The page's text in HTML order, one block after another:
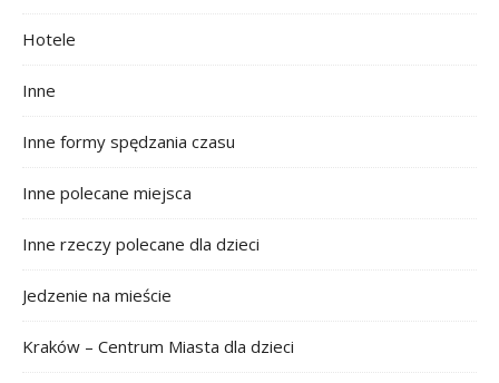
Hotele
Inne
Inne formy spędzania czasu
Inne polecane miejsca
Inne rzeczy polecane dla dzieci
Jedzenie na mieście
Kraków – Centrum Miasta dla dzieci